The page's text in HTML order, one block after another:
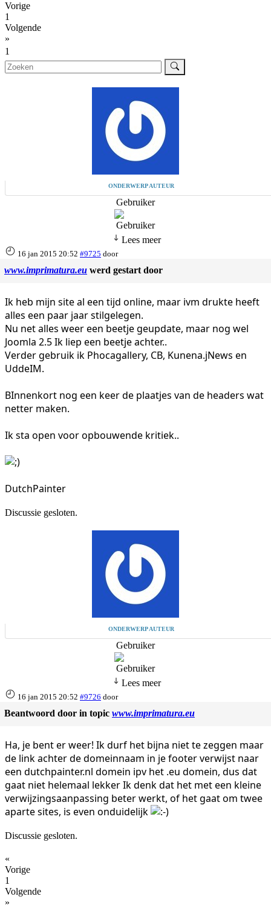
Vorige
1
Volgende
»
1
ONDERWERP AUTEUR
Gebruiker
Lees meer
16 jan 2015 20:52 #9725 door
www.imprimatura.eu werd gestart door
Ik heb mijn site al een tijd online, maar ivm drukte heeft
alles een paar jaar stilgelegen.
Nu net alles weer een beetje geupdate, maar nog wel
Joomla 2.5 Ik liep een beetje achter..
Verder gebruik ik Phocagallery, CB, Kunena.jNews en
UddeIM.
BInnenkort nog een keer de plaatjes van de headers wat
netter maken.
Ik sta open voor opbouwende kritiek..
DutchPainter
Discussie gesloten.
ONDERWERP AUTEUR
Gebruiker
Lees meer
16 jan 2015 20:52 #9726 door
Beantwoord door in topic www.imprimatura.eu
Ha, je bent er weer! Ik durf het bijna niet te zeggen maar
de link achter de domeinnaam in je footer verwijst naar
een dutchpainter.nl domein ipv het .eu domein, dus dat
gaat niet helemaal lekker Ik denk dat het met een kleine
verwijzingsaanpassing beter werkt, of het gaat om twee
aparte sites, is even onduidelijk
Discussie gesloten.
«
Vorige
1
Volgende
»